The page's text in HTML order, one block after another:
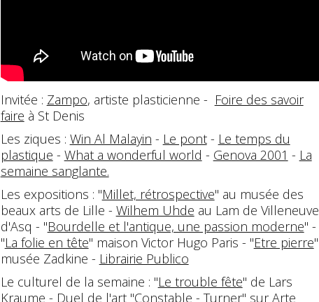
Invitée : Zampo, artiste plasticienne - Foire des savoir
faire à St Denis
Les ziques : Win Al Malayin - Le pont- Le temps du
plastique - What a wonderful world - Genova 2001 - La
semaine sanglante.
Les expositions : "Millet, rétrospective" au musée des
beaux arts de Lille - Wilhem Uhde au Lam de Villeneuve
d'Asq - "Bourdelle et l'antique, une passion moderne" -
"La folie en tête" maison Victor Hugo Paris - "Etre pierre"
musée Zadkine - Librairie Publico
Le culturel de la semaine : "Le trouble fête" de Lars
Kraume - Duel de l'art "Constable - Turner" sur Arte